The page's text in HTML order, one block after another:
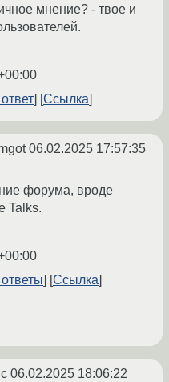
мнение? - твое и
Ссылка
06.02.2025 17:57:35
форума, вроде
Talks.
Ссылка
06.02.2025 18:06:22